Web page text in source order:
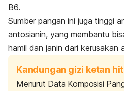
B6.
Sumber pangan ini juga tinggi
antosianin, yang membantu
hamil dan janin dari kerusakan
Kandungan gizi ketan
Menurut Data Komposisi